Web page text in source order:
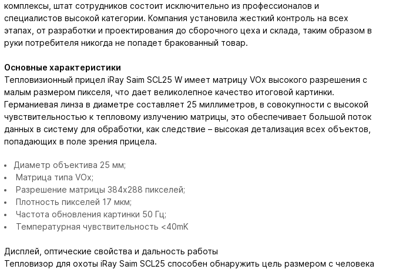
комплексы, штат сотрудников состоит исключительно из профессионалов и
специалистов высокой категории. Компания установила жесткий контроль на всех
этапах, от разработки и проектирования до сборочного цеха и склада, таким образом в
руки потребителя никогда не попадет бракованный товар.
Основные характеристики
Тепловизионный прицел iRay Saim SCL25 W имеет матрицу VOx высокого разрешения с
малым размером пикселя, что дает великолепное качество итоговой картинки.
Германиевая линза в диаметре составляет 25 миллиметров, в совокупности с высокой
чувствительностью к тепловому излучению матрицы, это обеспечивает большой поток
данных в систему для обработки, как следствие – высокая детализация всех объектов,
попадающих в поле зрения прицела.
Диаметр объектива 25 мм;
Матрица типа VOx;
Разрешение матрицы 384х288 пикселей;
Плотность пикселей 17 мкм;
Частота обновления картинки 50 Гц;
Температурная чувствительность <40mK
Дисплей, оптические свойства и дальность работы
Тепловизор для охоты iRay Saim SCL25 способен обнаружить цель размером с человека